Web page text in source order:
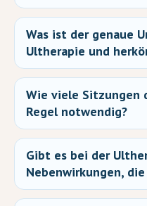
Was ist der genaue
Ultherapie und
Wie viele Sitzungen
Regel notwendig?
Gibt es bei der
Nebenwirkungen,